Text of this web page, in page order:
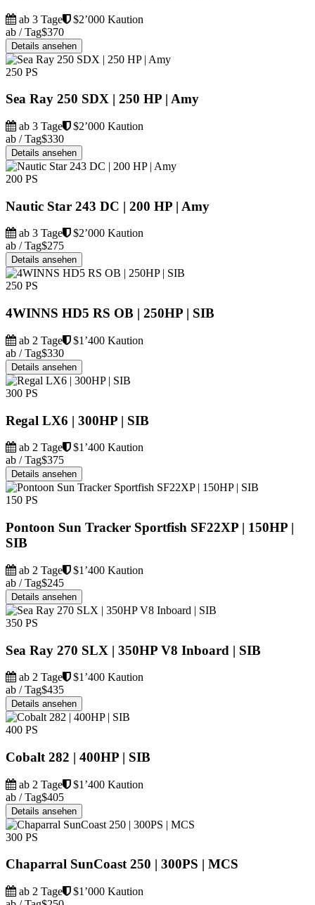
ab 3 Tage
$2’000 Kaution
ab / Tag$370
Details ansehen
250 PS
Sea Ray 250 SDX | 250 HP | Amy
ab 3 Tage
$2’000 Kaution
ab / Tag$330
Details ansehen
200 PS
Nautic Star 243 DC | 200 HP | Amy
ab 3 Tage
$2’000 Kaution
ab / Tag$275
Details ansehen
250 PS
4WINNS HD5 RS OB | 250HP | SIB
ab 2 Tage
$1’400 Kaution
ab / Tag$330
Details ansehen
300 PS
Regal LX6 | 300HP | SIB
ab 2 Tage
$1’400 Kaution
ab / Tag$375
Details ansehen
150 PS
Pontoon Sun Tracker Sportfish SF22XP | 150HP |
SIB
ab 2 Tage
$1’400 Kaution
ab / Tag$245
Details ansehen
350 PS
Sea Ray 270 SLX | 350HP V8 Inboard | SIB
ab 2 Tage
$1’400 Kaution
ab / Tag$435
Details ansehen
400 PS
Cobalt 282 | 400HP | SIB
ab 2 Tage
$1’400 Kaution
ab / Tag$405
Details ansehen
300 PS
Chaparral SunCoast 250 | 300PS | MCS
ab 2 Tage
$1’000 Kaution